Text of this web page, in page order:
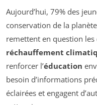
Aujourd’hui, 79% des
conservation de la
remettent en question
réchauffement
renforcer l’éducation
besoin d’informations
éclairées et engagent